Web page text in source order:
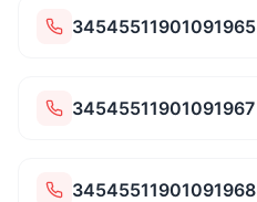
34545511901091965
34545511901091967
34545511901091968